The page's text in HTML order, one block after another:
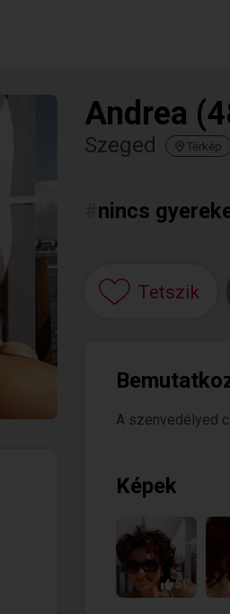
Andrea
Szeged Térkép
nincs
Tetszik
A szenvedélyed
Képek
51